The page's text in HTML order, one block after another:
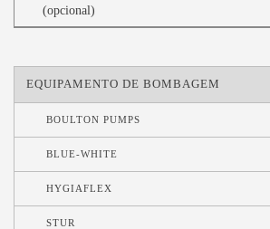
EQUIPAMENTO DE BOMBAGEM
BOULTON PUMPS
BLUE-WHITE
HYGIAFLEX
STUR
(opcional)